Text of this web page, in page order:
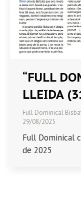
“FULL
LLEIDA
Full Dominical
29/08/2025
Full Dominical
de 2025